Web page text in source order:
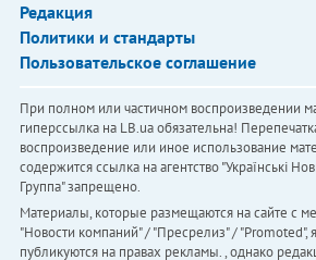
Редакция
Политики и стандарты
Пользовательское соглашение
При полном или частичном воспроизведении
гиперссылка на LB.ua обязательна!
воспроизведение или иное использование
содержится ссылка на агентство "Українськi
Группа" запрещено.
Материалы, которые размещаются на сайте с
"Новости компаний" / "Пресрелиз" / "Promoted",
публикуются на правах рекламы. , однако